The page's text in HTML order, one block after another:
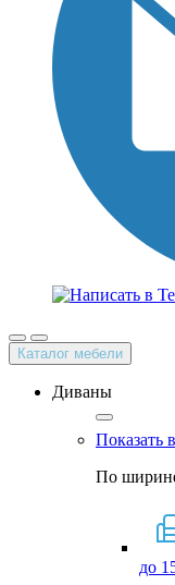
Каталог мебели
Диваны
Показать
По
до